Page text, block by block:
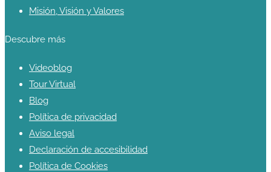
Misión, Visión y Valores
Descubre más
Videoblog
Tour Virtual
Blog
Política de privacidad
Aviso legal
Declaración de accesibilidad
Política de Cookies